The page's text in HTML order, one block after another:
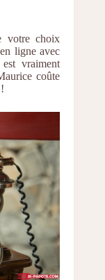
votre choix
ligne avec
vraiment
coûte